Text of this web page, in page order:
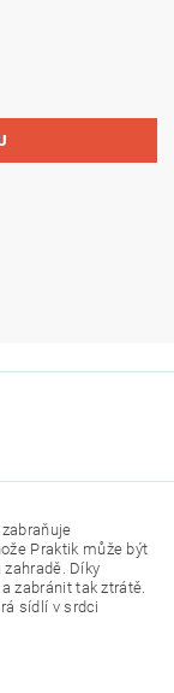
Praktik může být
Díky
zabránit tak ztrátě.
sídlí v srdci